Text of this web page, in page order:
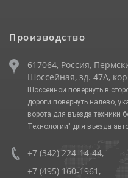
Производство
617064, Россия,
Шоссейная, зд. 47А,
Шоссейной повернуть в
дороги повернуть налево,
ворота для въезда техники
Технологии" для въезда
+7 (342) 224-14-44,
+7 (495) 160-1961 ,